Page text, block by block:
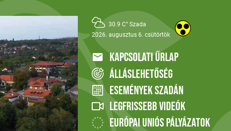
30.9 C° Szada
2026. augusztus 6. csütörtök
KAPCSOLATI ŰRLAP
ÁLLÁSLEHETŐSÉG
ESEMÉNYEK SZADÁN
LEGFRISSEBB VIDEÓK
EURÓPAI UNIÓS PÁLYÁZATOK